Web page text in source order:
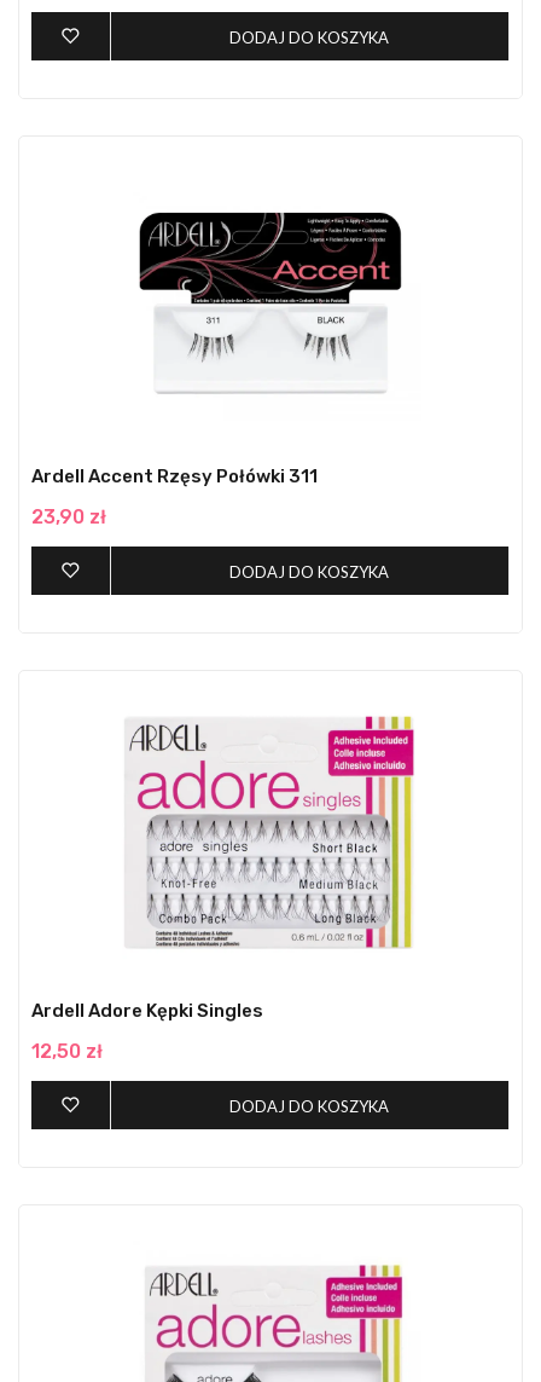
DODAJ DO KOSZYKA
Ardell Accent Rzęsy Połówki 311
23,90 zł
DODAJ DO KOSZYKA
Ardell Adore Kępki Singles
12,50 zł
DODAJ DO KOSZYKA